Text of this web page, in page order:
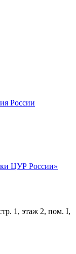
России
ЦУР России»
1, этаж 2, пом. I,